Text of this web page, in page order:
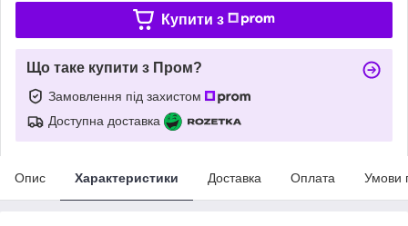
Купити з
Що таке купити з Пром?
Замовлення під захистом
Доступна доставка
Опис Характеристики Доставка Оплата Умови